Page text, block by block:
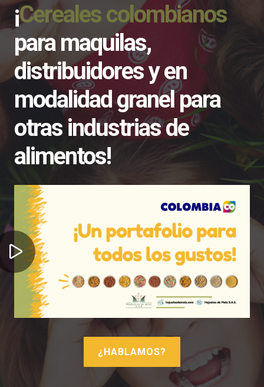
¡Cereales colombianos
para maquilas,
distribuidores y en
modalidad granel para
otras industrias de
alimentos!
¿HABLAMOS?